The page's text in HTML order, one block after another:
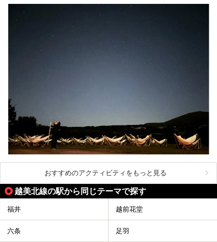
おすすめのアクティビティをもっと見る
越美北線の駅から同じテーマで探す
福井 越前花堂
六条 足羽